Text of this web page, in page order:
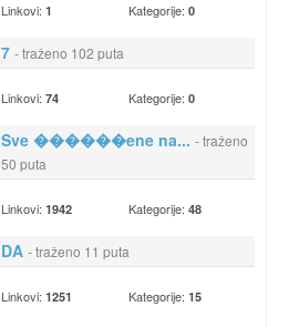
Linkovi: 1 Kategorije: 0
7 - traženo 102 puta
Linkovi: 74 Kategorije: 0
Sve ������ene na... - traženo
50 puta
Linkovi: 1942 Kategorije: 48
DA - traženo 11 puta
Linkovi: 1251 Kategorije: 15